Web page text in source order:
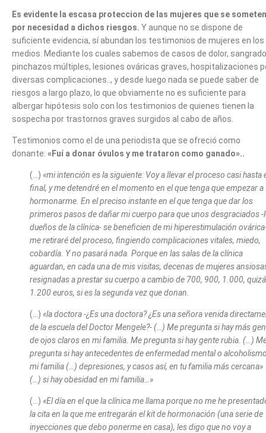
Es evidente la escasa proteccion de las mujeres que se someten
por necesidad a dichos riesgos. Y aunque no se dispone de
suficiente evidencia, sí abundan los testimonios de mujeres en los
medios. Mediante los cuales sabemos de casos de dolor,
pinchazos múltiples, lesiones ováricas graves, hospitalizaciones
diversas complicaciones.., y desde luego nada se puede saber de
riesgos a largo plazo, lo que obviamente no es suficiente para
albergar hipótesis solo con los testimonios de quienes tienen la
sospecha por trastornos graves surgidos al cabo de años.
Testimonios como el de una periodista que se ofreció como
donante: «Fuí a donar óvulos y me trataron como ganado»..
(…) «mi intención es la siguiente: Voy a llevar el proceso casi hasta
final, y me detendré en el momento en el que tenga que empezar a
hormonarme. En el preciso instante en el que tenga que dar los
primeros pasos de dañar mi cuerpo para que unos desgraciados -
dueños de la clínica- se beneficien de mi hiperestimulación
me retiraré del proceso, fingiendo complicaciones vitales, miedo,
cobardía. Y no pasará nada. Porque en las salas de la clínica
aguardan, en cada una de mis visitas, decenas de mujeres
resignadas a prestar su cuerpo a cambio de 700, 900, 1.000,
1.200 euros, si es la segunda vez que donan.
(…) «la doctora -¿Es una doctora? ¿Es una señora venida
de la escuela del Doctor Mengele?- (…) Me pregunta si hay más
de ojos claros en mi familia. Me pregunta si hay gente rubia. (…)
pregunta si hay antecedentes de enfermedad mental o
mi familia (…) depresiones, y casos así, en tu familia más cercana»
(…) si hay obesidad en mi familia…»
(…) «El día en el que la clínica me llama porque no me he
la cita en la que me entregarán el kit de hormonación (una serie de
inyecciones que debo ponerme en casa), les digo que no voy a